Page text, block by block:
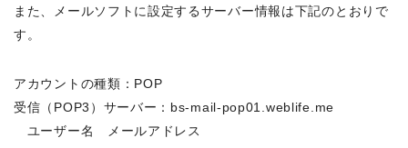
また、メールソフトに設定するサーバー情報は下記のとおりで
す。
アカウントの種類：POP
受信（POP3）サーバー：bs-mail-pop01.weblife.me
ユーザー名 メールアドレス